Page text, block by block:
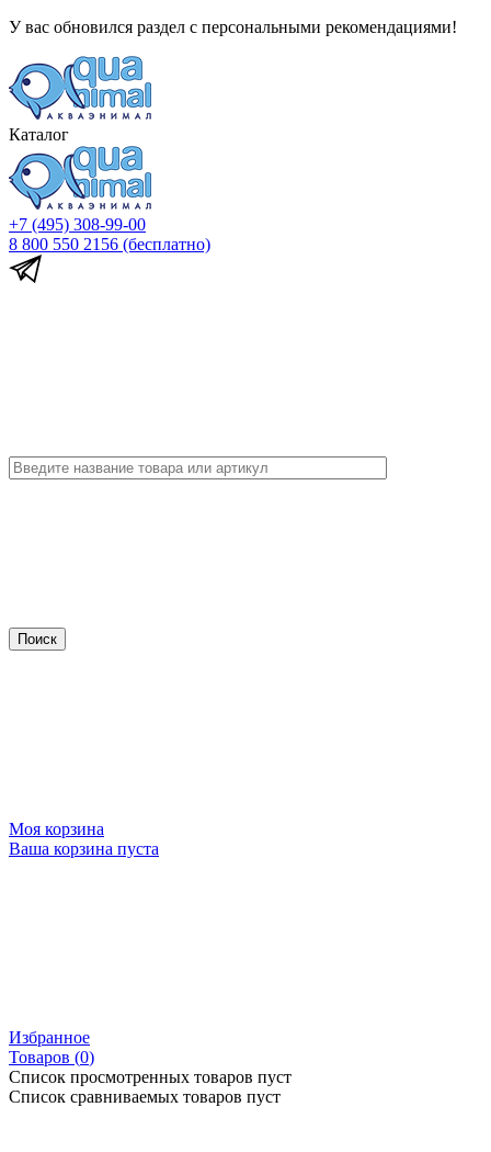
У вас обновился раздел с персональными рекомендациями!
Каталог
+7 (495) 308-99-00
8 800 550 2156 (бесплатно)
Моя корзина
Ваша корзина пуста
Избранное
Товаров (0)
Список просмотренных товаров пуст
Список сравниваемых товаров пуст